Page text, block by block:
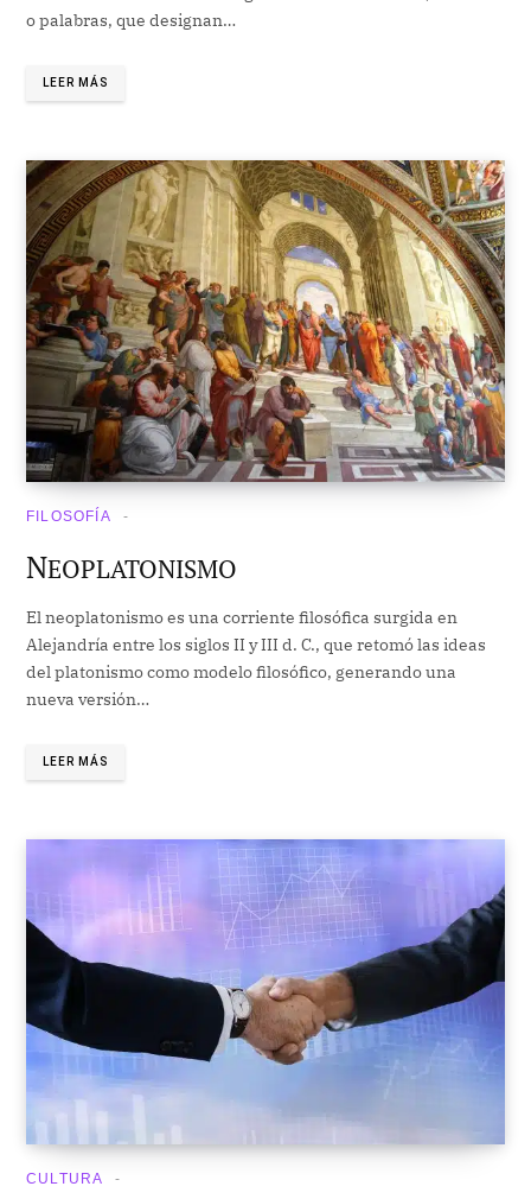
o palabras, que designan…
LEER MÁS
FILOSOFÍA
NEOPLATONISMO
El neoplatonismo es una corriente filosófica surgida en
Alejandría entre los siglos II y III d. C., que retomó las ideas
del platonismo como modelo filosófico, generando una
nueva versión…
LEER MÁS
CULTURA